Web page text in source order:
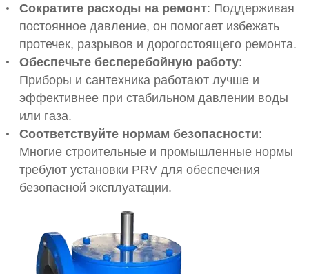
Сократите расходы на ремонт: Поддерживая
постоянное давление, он помогает избежать
протечек, разрывов и дорогостоящего ремонта.
Обеспечьте бесперебойную работу:
Приборы и сантехника работают лучше и
эффективнее при стабильном давлении воды
или газа.
Соответствуйте нормам безопасности:
Многие строительные и промышленные нормы
требуют установки PRV для обеспечения
безопасной эксплуатации.